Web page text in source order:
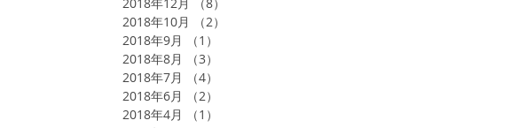
2018年10月
（2）
2018年9月
（1）
2018年8月
（3）
2018年7月
（4）
2018年6月
（2）
2018年4月
（1）